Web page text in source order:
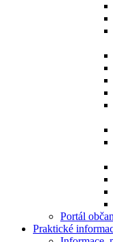
Portál
Praktické